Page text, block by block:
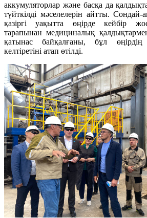
аккумуляторлар және басқа да
түйткілді мәселелерін айтты.
қазіргі уақытта өңірде кейбір
тарапынан медициналық
қатынас байқалғаны, бұл өңірдің
келтіретіні атап өтілді.